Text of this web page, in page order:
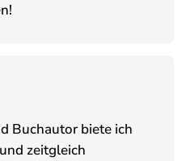
Buchautor biete ich
zeitgleich